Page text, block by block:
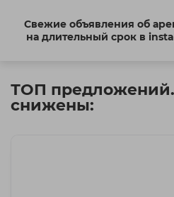
Свежие объявления об
на длительный срок в
ТОП
снижены: